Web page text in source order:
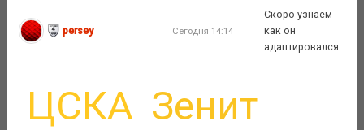
persey Сегодня 14:14
Скоро узнаем
как он
адаптировался
ЦСКА Зенит